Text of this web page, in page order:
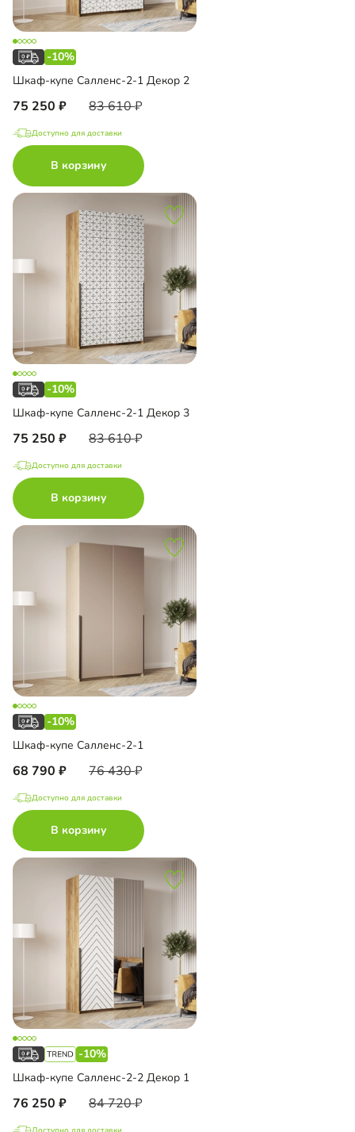
-10%
Шкаф-купе Салленс-2-1 Декор 2
75 250 83 610
Доступно для доставки
В корзину
-10%
Шкаф-купе Салленс-2-1 Декор 3
75 250 83 610
Доступно для доставки
В корзину
-10%
Шкаф-купе Салленс-2-1
68 790 76 430
Доступно для доставки
В корзину
-10%
Шкаф-купе Салленс-2-2 Декор 1
76 250 84 720